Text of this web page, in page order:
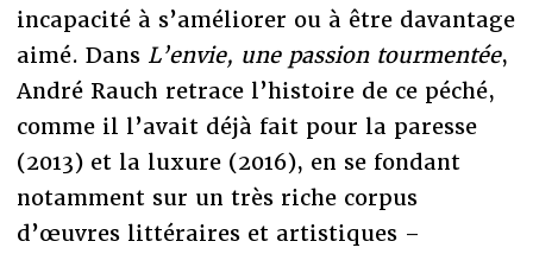
incapacité à s’améliorer ou à être davantage
aimé. Dans L’envie, une passion tourmentée,
André Rauch retrace l’histoire de ce péché,
comme il l’avait déjà fait pour la paresse
(2013) et la luxure (2016), en se fondant
notamment sur un très riche corpus
d’œuvres littéraires et artistiques –